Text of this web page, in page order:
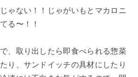
ゃない！！じゃがいもとマカロニ
る〜！！
、取り出したら即食べられる惣菜
り、サンドイッチの具材にしたり